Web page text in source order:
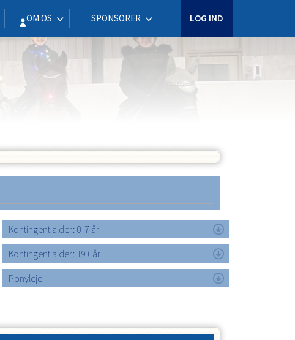
OM OS SPONSORER LOG IND
Kontingent alder: 0-7 år
Kontingent alder: 19+ år
Ponyleje